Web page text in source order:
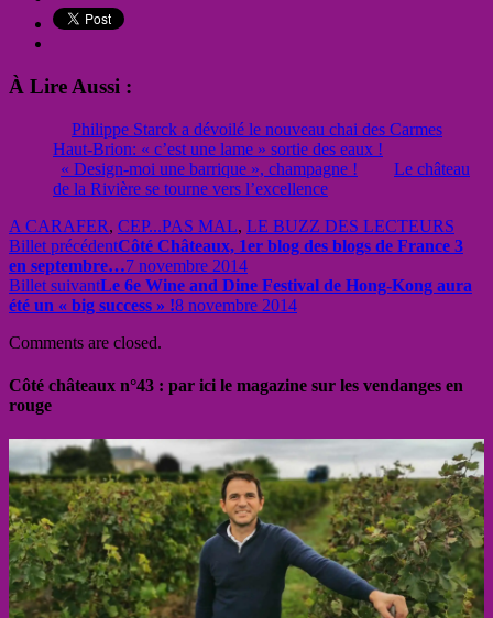
À Lire Aussi :
Philippe Starck a dévoilé le nouveau chai des Carmes
Haut-Brion: « c’est une lame » sortie des eaux !
« Design-moi une barrique », champagne !
Le château
de la Rivière se tourne vers l’excellence
A CARAFER, CEP...PAS MAL, LE BUZZ DES LECTEURS
Billet précédentCôté Châteaux, 1er blog des blogs de France 3
en septembre…7 novembre 2014
Billet suivantLe 6e Wine and Dine Festival de Hong-Kong aura
été un « big success » !8 novembre 2014
Comments are closed.
Côté châteaux n°43 : par ici le magazine sur les vendanges en
rouge